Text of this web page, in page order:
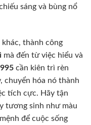
sáng và bùng nổ
thành công
mà đến từ việc hiểu và
cần kiên trì rèn
chuyển hóa nó thành
tích cực. Hãy tận
tương sinh như màu
để cuộc sống